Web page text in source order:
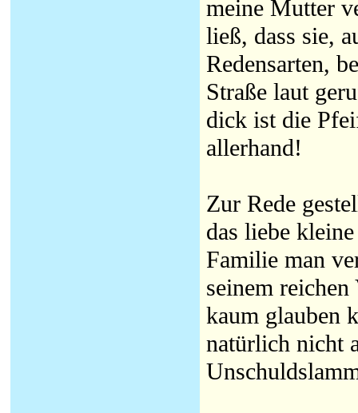
meine Mutter
ließ, dass sie,
Redensarten,
Straße laut
dick ist die
allerhand!
Zur Rede
das liebe
Familie man
seinem
kaum glauben
natürlich nicht